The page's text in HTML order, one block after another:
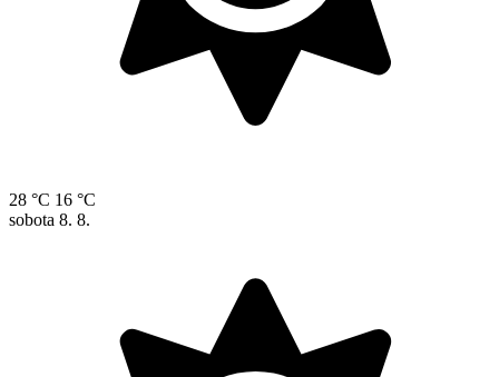
28 °C 16 °C
sobota 8. 8.